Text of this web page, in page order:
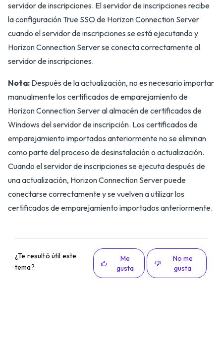
servidor de inscripciones. El servidor de inscripciones recibe
la configuración True SSO de Horizon Connection Server
cuando el servidor de inscripciones se está ejecutando y
Horizon Connection Server se conecta correctamente al
servidor de inscripciones.
Nota: Después de la actualización, no es necesario importar
manualmente los certificados de emparejamiento de
Horizon Connection Server al almacén de certificados de
Windows del servidor de inscripción. Los certificados de
emparejamiento importados anteriormente no se eliminan
como parte del proceso de desinstalación o actualización.
Cuando el servidor de inscripciones se ejecuta después de
una actualización, Horizon Connection Server puede
conectarse correctamente y se vuelven a utilizar los
certificados de emparejamiento importados anteriormente.
¿Te resultó útil este
tema?
Me
gusta
No me
gusta